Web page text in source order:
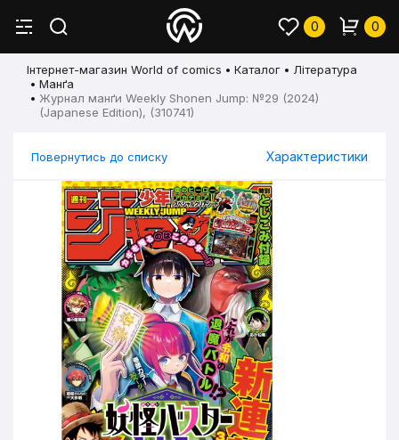
0 0
Інтернет-магазин World of comics Каталог
Література
Манґа
Журнал манґи Weekly Shonen Jump: №29 (2024)
(Japanese Edition), (310741)
Повернутись до списку Характеристики